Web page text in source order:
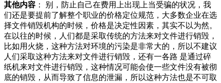
其他内容 ： 别，防止自己在费用上出现上当受骗的状况，我
们还是要提前了解整个职业的价格定位规范，大多数企业在选
择文件销毁机构的时候，价格是决定性因素，其实不以为然。
在以往的时候，人们都是采取传统的方法来对文件进行销毁，
比如用火烧，这种方法对环境的污染是非常大的，所以不建议
人们采取这种方法来对文件进行销毁，还有一各路 是通过碎
纸机来对文件进行销毁，这种情况可能会使一些文件没有被彻
底的销毁，从而导致了信息的泄漏，所以这种方法也是不可取